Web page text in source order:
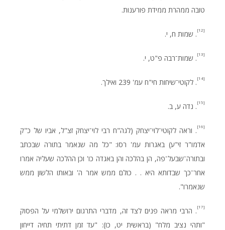
טובה ממהרת ממידת פורענות.
[12] . שמות ח, י.
[13] . שמות־רבה פ"ט, י.
[14] . לקוטי־שיחות חי"ח עמ' 239 ואילך.
[15] . נדה ע, ב.
[16]
. וראה לקוטי־לוי־יצחק (לגה"ח רבי לוי־יצחק זצ"ל, אביו של כ"ק
אדמו"ר זי"ע) באגרות עמ' רסו: "כל מה שנאמר בתורה שבכתב
ובתורה־שבעל־פה, הן בהלכה והן באגדה כו' וכן ההלכה שעליה אמרו
אחר־כך שבדותא היא . . כולם ממש אמר ה' ובאותו הלשון ממש
שנאמרו".
[17]
. הרבי מראה פנים לצד זה, מדברי התרגום ירושלמי על הפסוק
"ותהי נציב מלח" (בראשית יט, כו): "עד זמן דתיתי תחיה דייחון